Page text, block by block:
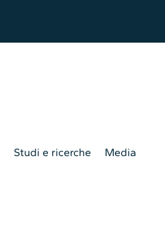
Studi e ricerche Media